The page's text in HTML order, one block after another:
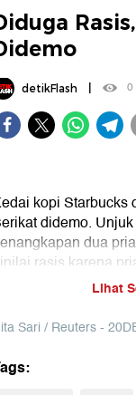
detikFlash| 0
kopi Starbucks
didemo.
dua
rasis karena
Lihat
Sari / Reuters -